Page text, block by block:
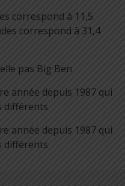
correspond à 11,5
correspond à 31,4
pas Big Ben
année depuis 1987 qui
différents
année depuis 1987 qui
différents